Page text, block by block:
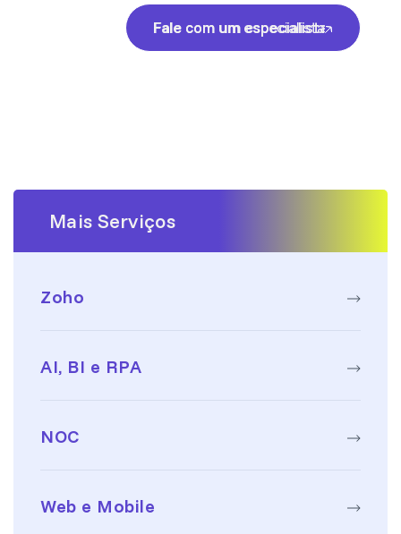
Fale com um especialista
Fale com um especialista
Mais Serviços
Zoho
AI, BI e RPA
NOC
Web e Mobile